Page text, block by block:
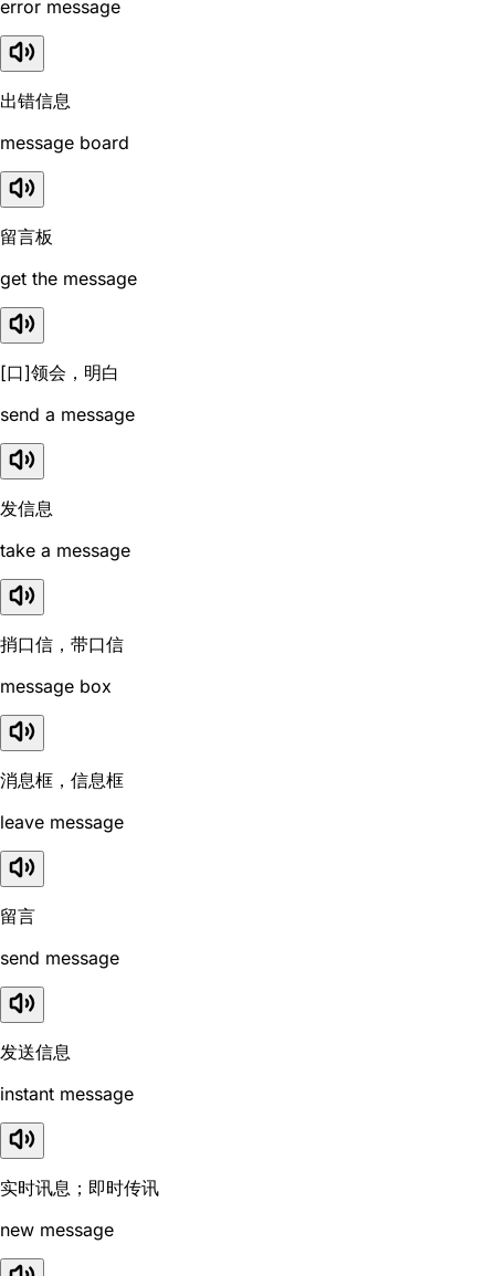
error message
出错信息
message board
留言板
get the message
[口]领会，明白
send a message
发信息
take a message
捎口信，带口信
message box
消息框，信息框
leave message
留言
send message
发送信息
instant message
实时讯息；即时传讯
new message